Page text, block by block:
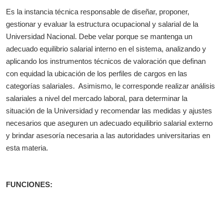
Es la instancia técnica responsable de diseñar, proponer,
gestionar y evaluar la estructura ocupacional y salarial de la
Universidad Nacional. Debe velar porque se mantenga un
adecuado equilibrio salarial interno en el sistema, analizando y
aplicando los instrumentos técnicos de valoración que definan
con equidad la ubicación de los perfiles de cargos en las
categorías salariales. Asimismo, le corresponde realizar análisis
salariales a nivel del mercado laboral, para determinar la
situación de la Universidad y recomendar las medidas y ajustes
necesarios que aseguren un adecuado equilibrio salarial externo
y brindar asesoría necesaria a las autoridades universitarias en
esta materia.
FUNCIONES: